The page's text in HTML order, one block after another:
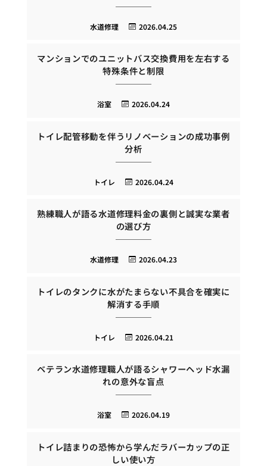
2026.04.25
水道修理
マンションでのユニットバス交換費用を左右する
特殊条件と制限
2026.04.24
浴室
トイレ配管移動を伴うリノベーションの成功事例
分析
2026.04.24
トイレ
熟練職人が語る水道修理料金の裏側と誠実な業者
の選び方
2026.04.23
水道修理
トイレのタンクに水がたまらない不具合を確実に
解消する手順
2026.04.21
トイレ
ベテラン水道修理職人が語るシャワーヘッド水漏
れの意外な盲点
2026.04.19
浴室
トイレ詰まりの恐怖から学んだラバーカップの正
しい使い方